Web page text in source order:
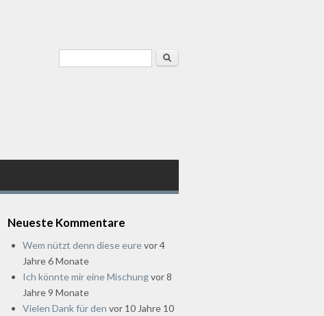
Suche
Neueste Kommentare
Wem nützt denn diese eure vor 4
Jahre 6 Monate
Ich könnte mir eine Mischung vor 8
Jahre 9 Monate
Vielen Dank für den vor 10 Jahre 10